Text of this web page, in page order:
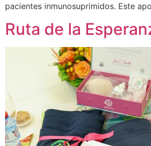
pacientes inmunosuprimidos. Este
Ruta de la